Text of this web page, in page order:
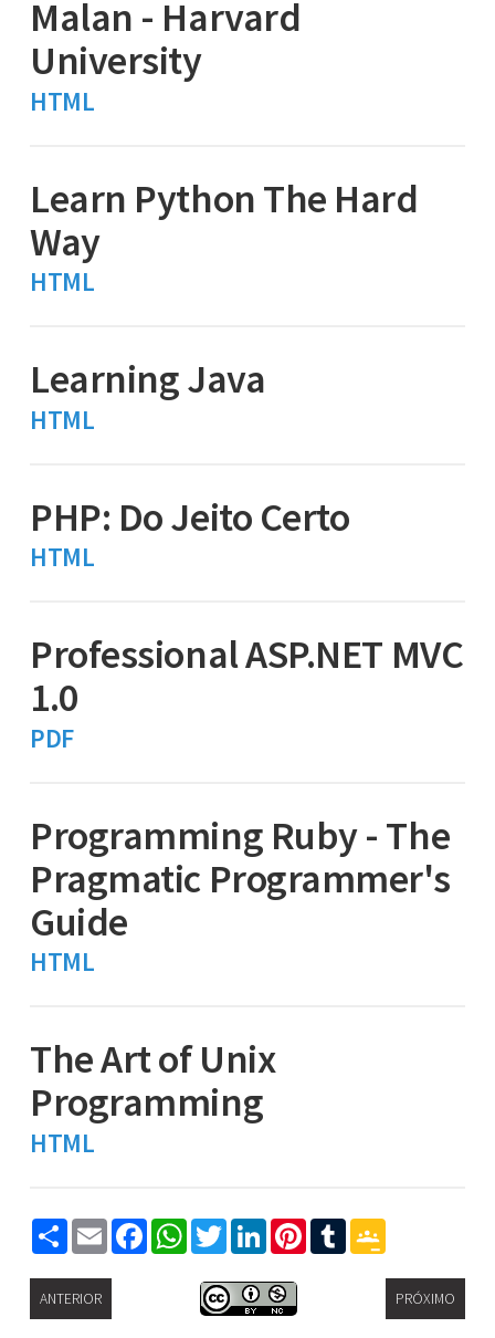
Malan - Harvard
University
HTML
Learn Python The Hard
Way
HTML
Learning Java
HTML
PHP: Do Jeito Certo
HTML
Professional ASP.NET MVC
1.0
PDF
Programming Ruby - The
Pragmatic Programmer's
Guide
HTML
The Art of Unix
Programming
HTML
ShareEmailFacebookWhatsApp
TwitterLinkedInPinterest
Tumblr
ANTERIOR PRÓXIMO